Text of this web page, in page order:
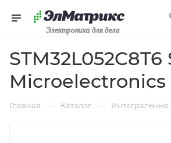
Электроника для дела
STM32L052C8T6
Microelectronics
Главная — Каталог —